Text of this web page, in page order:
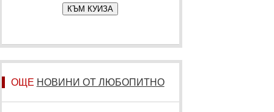
КЪМ КУИЗА
ОЩЕ НОВИНИ ОТ ЛЮБОПИТНО